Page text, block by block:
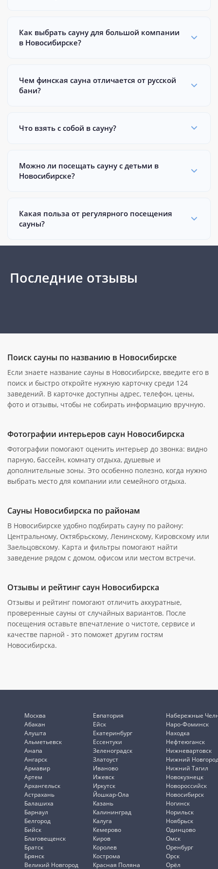
Как выбрать сауну для большой компании
в Новосибирске?
Чем финская сауна отличается от русской
бани?
Что взять с собой в сауну?
Можно ли посещать сауну с детьми в
Новосибирске?
Какая польза от регулярного посещения
сауны?
Последние отзывы
Поиск сауны по названию в Новосибирске
Если знаете название сауны в Новосибирске, введите его в
поиск и быстро откройте нужную карточку среди 124
заведений. В карточке доступны адрес, телефон, цены,
фото и отзывы, чтобы не собирать информацию вручную.
Фотографии интерьеров саун Новосибирска
Фотографии помогают оценить интерьер до звонка: видно
парную, бассейн, комнату отдыха, душевые и
дополнительные зоны. Это особенно полезно, когда нужно
выбрать место для компании или семейного отдыха.
Сауны Новосибирска по районам
В Новосибирске удобно подбирать сауну по району:
Центральному, Октябрьскому, Ленинскому, Кировскому или
Заельцовскому. Карта и фильтры помогают найти
заведение рядом с домом, офисом или местом встречи.
Отзывы и рейтинг саун Новосибирска
Отзывы и рейтинг помогают отличить аккуратные,
проверенные сауны от случайных вариантов. После
посещения оставьте впечатление о чистоте, сервисе и
качестве парной - это поможет другим гостям
Новосибирска.
Москва
Абакан
Алушта
Альметьевск
Анапа
Ангарск
Армавир
Артем
Архангельск
Астрахань
Балашиха
Барнаул
Белгород
Бийск
Благовещенск
Братск
Брянск
Великий Новгород
Евпатория
Ейск
Екатеринбург
Ессентуки
Зеленоградск
Златоуст
Иваново
Ижевск
Иркутск
Йошкар-Ола
Казань
Калининград
Калуга
Кемерово
Киров
Королев
Кострома
Красная Поляна
Набережные
Наро-Фоминск
Находка
Нефтеюганск
Нижневартовск
Нижний
Нижний Тагил
Новокузнецк
Новороссийск
Новосибирск
Ногинск
Норильск
Ноябрьск
Одинцово
Омск
Оренбург
Орск
Орёл